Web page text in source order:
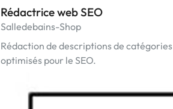
Rédactrice web SEO
Salledebains-Shop
Rédaction de descriptions de
optimisés pour le SEO.